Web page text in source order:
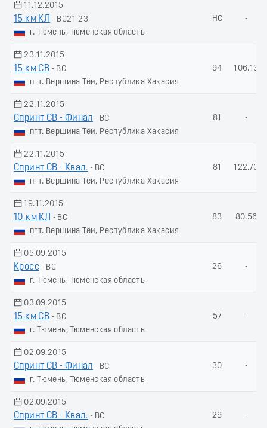
11.12.2015
15 км КЛ
- ВС21-23
г. Тюмень, Тюменская область
НС -
23.11.2015
15 км СВ - ВС
пгт. Вершина Тёи, Республика Хакасия
94 106.13
22.11.2015
Спринт СВ - Финал - ВС
пгт. Вершина Тёи, Республика Хакасия
81 -
22.11.2015
Спринт СВ - Квал. - ВС
пгт. Вершина Тёи, Республика Хакасия
81 122.70
19.11.2015
10 км КЛ
- ВС
пгт. Вершина Тёи, Республика Хакасия
83 80.56
05.09.2015
Кросс - ВС
г. Тюмень, Тюменская область
26 -
03.09.2015
15 км СВ - ВС
г. Тюмень, Тюменская область
57 -
02.09.2015
Спринт СВ - Финал - ВС
г. Тюмень, Тюменская область
30 -
02.09.2015
Спринт СВ - Квал. - ВС
29 -